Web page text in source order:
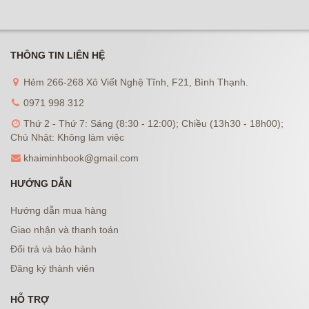
THÔNG TIN LIÊN HỆ
Hẻm 266-268 Xô Viết Nghệ Tĩnh, F21, Bình Thạnh.
0971 998 312
Thứ 2 - Thứ 7: Sáng (8:30 - 12:00); Chiều (13h30 - 18h00);
Chủ Nhật: Không làm việc
khaiminhbook@gmail.com
HƯỚNG DẪN
Hướng dẫn mua hàng
Giao nhận và thanh toán
Đổi trả và bảo hành
Đăng ký thành viên
HỖ TRỢ